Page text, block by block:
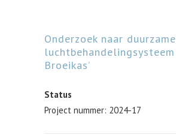
Onderzoek naar
luchtbehandelingsysteem
Broeikas’
Status
Project nummer: 2024-17